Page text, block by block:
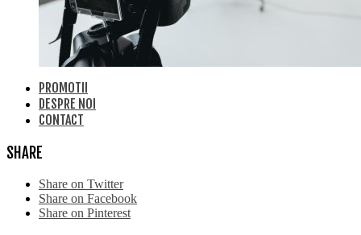
PROMOTII
DESPRE NOI
CONTACT
SHARE
Share on Twitter
Share on Facebook
Share on Pinterest